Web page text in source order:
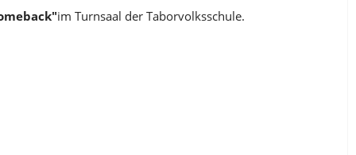
im Turnsaal der Taborvolksschule.